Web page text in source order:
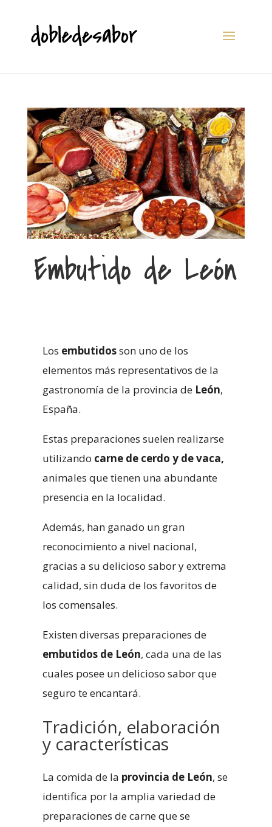
Embutido de León
Los embutidosson uno de los
elementos más representativos de la
gastronomía de la provincia de León,
España.
Estas preparaciones suelen realizarse
utilizando carne de cerdo y de vaca,
animales que tienen una abundante
presencia en la localidad.
Además, han ganado un gran
reconocimiento a nivel nacional,
gracias a su delicioso sabor y extrema
calidad, sin duda de los favoritos de
los comensales.
Existen diversas preparaciones de
embutidos de León, cada una de las
cuales posee un delicioso sabor que
seguro te encantará.
Tradición, elaboración
y características
La comida de la provincia de León, se
identifica por la amplia variedad de
preparaciones de carne que se